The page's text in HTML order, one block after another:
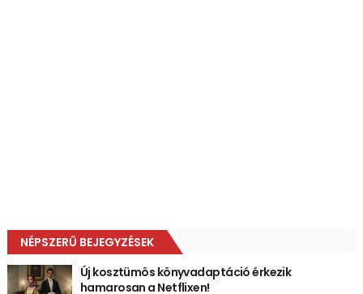
NÉPSZERŰ BEJEGYZÉSEK
Új kosztümös könyvadaptáció érkezik
hamarosan a Netflixen!